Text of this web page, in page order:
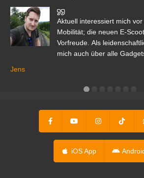
Aktuell interessiert mich
Mobilität; die neuen E-
Vorfreude. Als
mich auch über alle
Jens
iOS App